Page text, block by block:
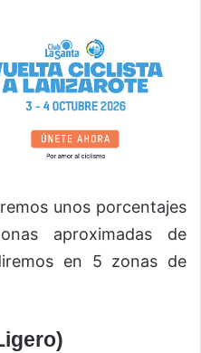
unos porcentajes
aproximadas de
en 5 zonas de